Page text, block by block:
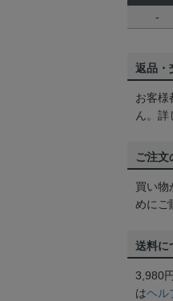
-
返品・
お客様
ん。詳
ご注文
買い物
めにご
送料に
3,980
はヘル